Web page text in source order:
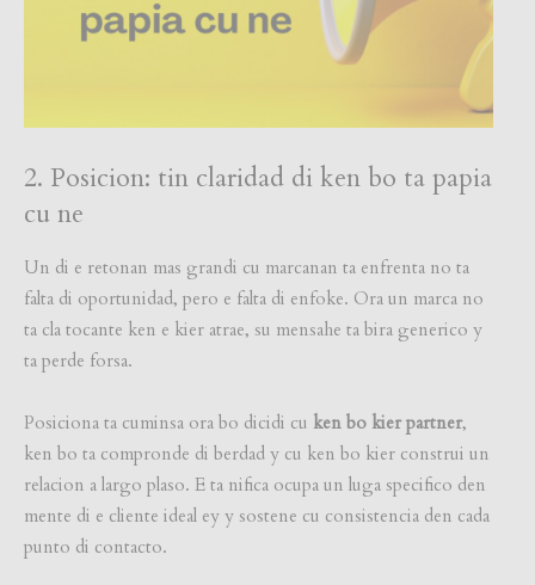
2. Posicion: tin claridad di ken bo ta papia
cu ne
Un di e retonan mas grandi cu marcanan ta enfrenta no ta
falta di oportunidad, pero e falta di enfoke. Ora un marca no
ta cla tocante ken e kier atrae, su mensahe ta bira generico y
ta perde forsa.
Posiciona ta cuminsa ora bo dicidi cu ken bo kier partner,
ken bo ta compronde di berdad y cu ken bo kier construi un
relacion a largo plaso. E ta nifica ocupa un luga specifico den
mente di e cliente ideal ey y sostene cu consistencia den cada
punto di contacto.